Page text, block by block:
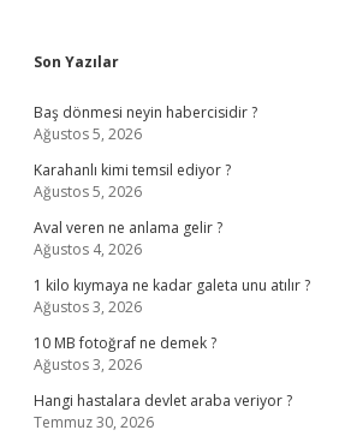
Sidebar
Son Yazılar
Baş dönmesi neyin habercisidir ?
Ağustos 5, 2026
Karahanlı kimi temsil ediyor ?
Ağustos 5, 2026
Aval veren ne anlama gelir ?
Ağustos 4, 2026
1 kilo kıymaya ne kadar galeta unu atılır ?
Ağustos 3, 2026
10 MB fotoğraf ne demek ?
Ağustos 3, 2026
Hangi hastalara devlet araba veriyor ?
Temmuz 30, 2026